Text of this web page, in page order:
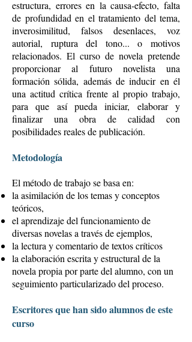
estructura, errores en la causa-efecto, falta
de profundidad en el tratamiento del tema,
inverosimilitud, falsos desenlaces, voz
autorial, ruptura del tono... o motivos
relacionados. El curso de novela pretende
proporcionar al futuro novelista una
formación sólida, además de inducir en él
una actitud crítica frente al propio trabajo,
para que así pueda iniciar, elaborar y
finalizar una obra de calidad con
posibilidades reales de publicación.
Metodología
El método de trabajo se basa en:
la asimilación de los temas y conceptos
teóricos,
el aprendizaje del funcionamiento de
diversas novelas a través de ejemplos,
la lectura y comentario de textos críticos
la elaboración escrita y estructural de la
novela propia por parte del alumno, con un
seguimiento particularizado del proceso.
Escritores que han sido alumnos de este
curso